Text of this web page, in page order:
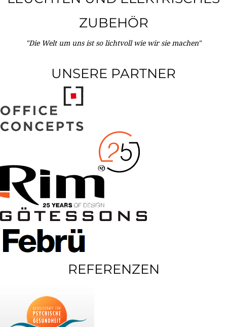
ZUBEHÖR
"Die Welt um uns ist so lichtvoll wie wir sie machen"
UNSERE PARTNER
REFERENZEN